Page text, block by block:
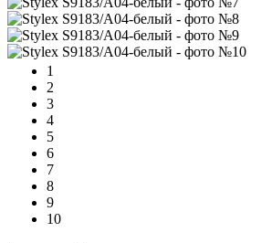
1
2
3
4
5
6
7
8
9
10